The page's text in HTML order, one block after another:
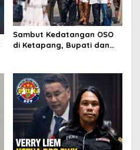
Sambut Kedatangan OSO
di Ketapang, Bupati dan
di Kayong Utara